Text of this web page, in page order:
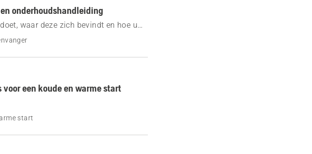
onderhoudshandleiding
waar deze zich bevindt en hoe u
en vrij van brandgevaar.
een koude en warme start
start